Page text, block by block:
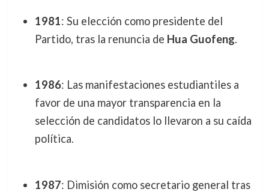
1981: Su elección como presidente del
Partido, tras la renuncia de Hua Guofeng.
1986: Las manifestaciones estudiantiles a
favor de una mayor transparencia en la
selección de candidatos lo llevaron a su caída
política.
1987: Dimisión como secretario general tras